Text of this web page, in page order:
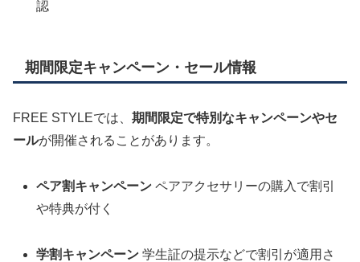
認
期間限定キャンペーン・セール情報
FREE STYLEでは、 期間限定で特別なキャンペーンやセ
ールが開催されることがあります。
ペア割キャンペーン ペアアクセサリーの購入で割引
や特典が付く
学割キャンペーン 学生証の提示などで割引が適用さ